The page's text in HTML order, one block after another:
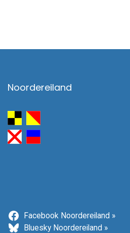
Noordereiland
Facebook Noordereiland »
Bluesky Noordereiland »